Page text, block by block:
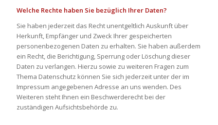
Welche Rechte haben Sie bezüglich Ihrer Daten?
Sie haben jederzeit das Recht unentgeltlich Auskunft über
Herkunft, Empfänger und Zweck Ihrer gespeicherten
personenbezogenen Daten zu erhalten. Sie haben außerdem
ein Recht, die Berichtigung, Sperrung oder Löschung dieser
Daten zu verlangen. Hierzu sowie zu weiteren Fragen zum
Thema Datenschutz können Sie sich jederzeit unter der im
Impressum angegebenen Adresse an uns wenden. Des
Weiteren steht Ihnen ein Beschwerderecht bei der
zuständigen Aufsichtsbehörde zu.